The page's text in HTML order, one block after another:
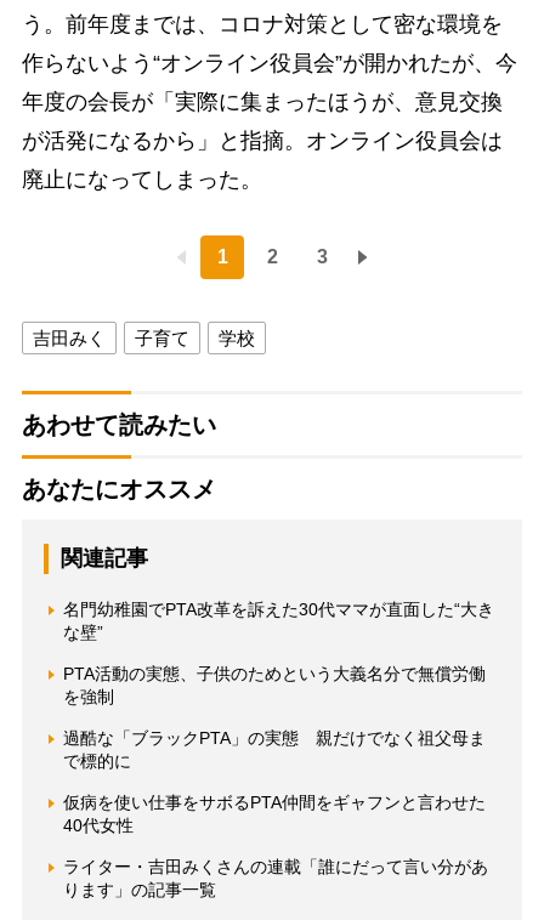
う。前年度までは、コロナ対策として密な環境を
作らないよう“オンライン役員会”が開かれたが、今
年度の会長が「実際に集まったほうが、意見交換
が活発になるから」と指摘。オンライン役員会は
廃止になってしまった。
1 2 3
吉田みく 子育て 学校
あわせて読みたい
あなたにオススメ
関連記事
名門幼稚園でPTA改革を訴えた30代ママが直面した“大き
な壁”
PTA活動の実態、子供のためという大義名分で無償労働
を強制
過酷な「ブラックPTA」の実態 親だけでなく祖父母ま
で標的に
仮病を使い仕事をサボるPTA仲間をギャフンと言わせた
40代女性
ライター・吉田みくさんの連載「誰にだって言い分があ
ります」の記事一覧